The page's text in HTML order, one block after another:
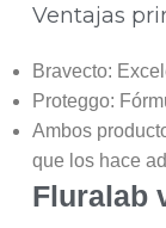
Ventajas
Bravecto:
Proteggo:
Ambos
que los hace
Fluralab